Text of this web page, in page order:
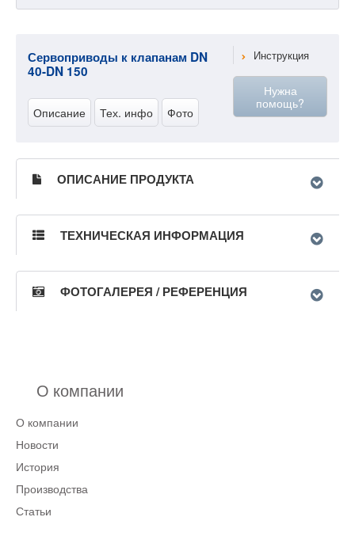
Сервоприводы к клапанам DN
40-DN 150
Описание Тех. инфо Фото
Инструкция
Нужна
помощь?
ОПИСАНИЕ ПРОДУКТА
ТЕХНИЧЕСКАЯ ИНФОРМАЦИЯ
ФОТОГАЛЕРЕЯ / РЕФЕРЕНЦИЯ
О компании
О компании
Новости
История
Производства
Статьи